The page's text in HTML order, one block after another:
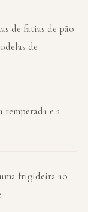
de fatias de pão
de
temperada e a
frigideira ao